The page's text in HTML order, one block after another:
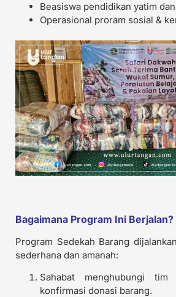
Beasiswa pendidikan yatim
Operasional proram sosial &
Bagaimana Program Ini Berjalan?
Program Sedekah Barang
sederhana dan amanah:
Sahabat menghubungi tim
konfirmasi donasi barang.